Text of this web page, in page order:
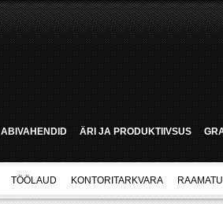
ABIVAHENDID ÄRI JA PRODUKTIIVSUS
TÖÖLAUD KONTORITARKVARA